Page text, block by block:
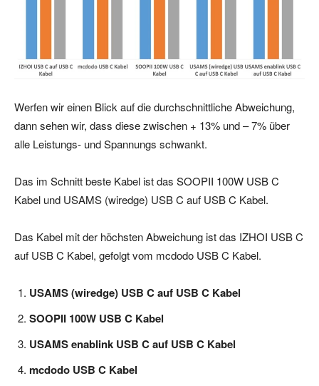
Werfen wir einen Blick auf die durchschnittliche Abweichung,
dann sehen wir, dass diese zwischen + 13% und – 7% über
alle Leistungs- und Spannungs schwankt.
Das im Schnitt beste Kabel ist das SOOPII 100W USB C
Kabel und USAMS (wiredge) USB C auf USB C Kabel.
Das Kabel mit der höchsten Abweichung ist das IZHOI USB C
auf USB C Kabel, gefolgt vom mcdodo USB C Kabel.
USAMS (wiredge) USB C auf USB C Kabel
SOOPII 100W USB C Kabel
USAMS enablink USB C auf USB C Kabel
mcdodo USB C Kabel